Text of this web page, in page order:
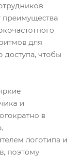
преимущества
для
чтобы
и
в
логотипа и
поэтому